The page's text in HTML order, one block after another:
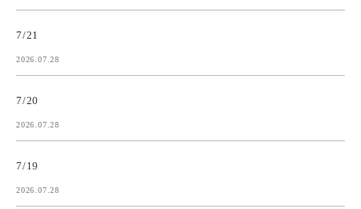
7/21
2026.07.28
7/20
2026.07.28
7/19
2026.07.28